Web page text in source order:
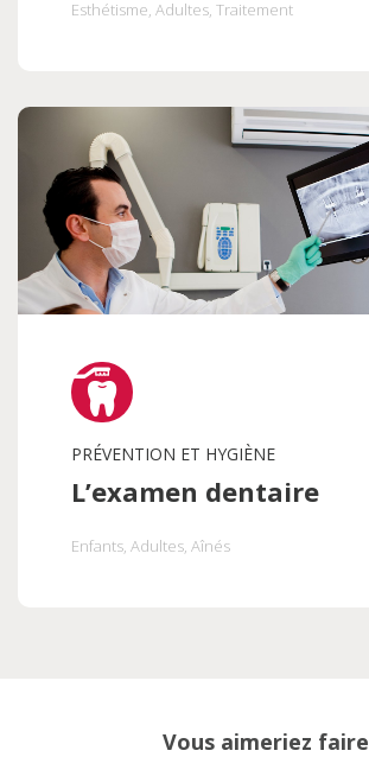
Esthétisme, Adultes, Traitement
PRÉVENTION ET HYGIÈNE
L’examen dentaire
Enfants, Adultes, Aînés
Vous aimeriez faire